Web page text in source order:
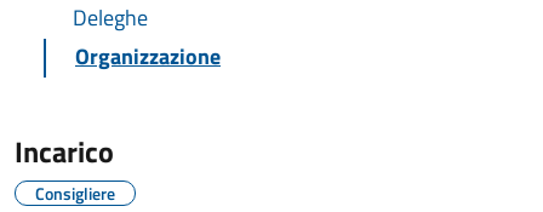
Deleghe
Organizzazione
Incarico
Consigliere